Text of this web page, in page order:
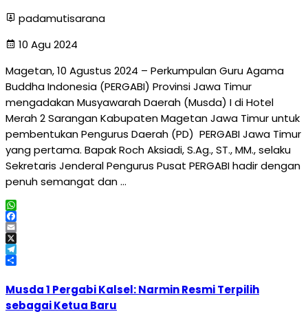
padamutisarana
10 Agu 2024
Magetan, 10 Agustus 2024 – Perkumpulan Guru Agama
Buddha Indonesia (PERGABI) Provinsi Jawa Timur
mengadakan Musyawarah Daerah (Musda) I di Hotel
Merah 2 Sarangan Kabupaten Magetan Jawa Timur untuk
pembentukan Pengurus Daerah (PD) PERGABI Jawa Timur
yang pertama. Bapak Roch Aksiadi, S.Ag., ST., MM., selaku
Sekretaris Jenderal Pengurus Pusat PERGABI hadir dengan
penuh semangat dan …
WhatsApp
Facebook
Email
X
Telegram
Musda 1 Pergabi Kalsel: Narmin Resmi Terpilih
sebagai Ketua Baru